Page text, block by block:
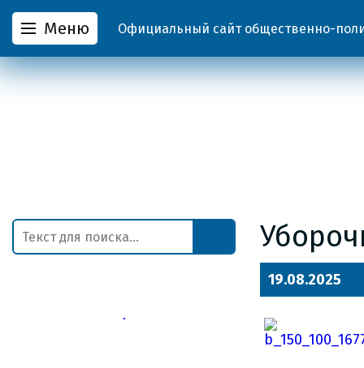
Меню Официальный сайт общественно-
19.08.2025